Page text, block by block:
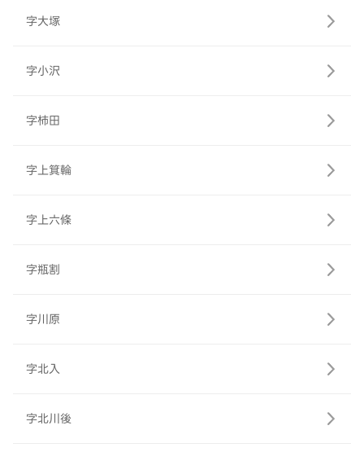
字大塚
字小沢
字柿田
字上箕輪
字上六條
字瓶割
字川原
字北入
字北川後